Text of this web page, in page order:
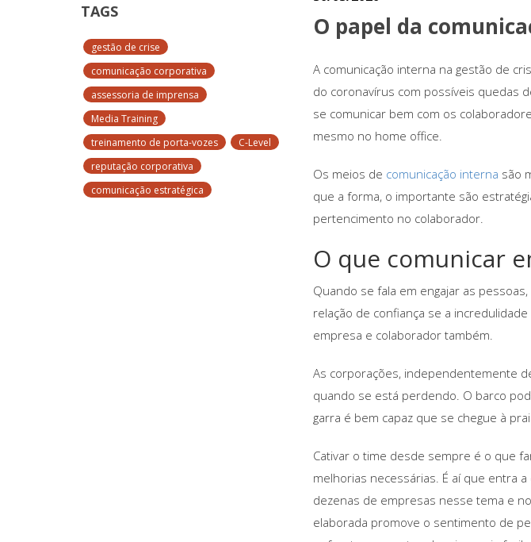
TAGS
gestão de crise
comunicação corporativa
assessoria de imprensa
Media Training
treinamento de porta-vozes
C-Level
reputação corporativa
comunicação estratégica
O papel da
A comunicação interna na gestão de
do coronavírus com possíveis quedas
se comunicar bem com os
mesmo no home office.
Os meios de comunicação interna são
que a forma, o importante são
pertencimento no colaborador.
O que comunicar
Quando se fala em engajar as
relação de confiança se a
empresa e colaborador também.
As corporações, independentemente
quando se está perdendo. O barco
garra é bem capaz que se chegue à
Cativar o time desde sempre é o que
melhorias necessárias. É aí que entra
dezenas de empresas nesse tema e
elaborada promove o sentimento de